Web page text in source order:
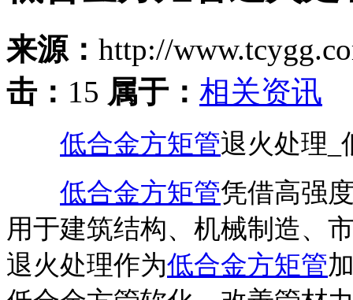
来源： http://
击： 15 属于： 相关资讯
低合金方矩管退火处理_
低合金方矩管凭借高强
用于建筑结构、机械制造、
退火处理作为低合金方矩管